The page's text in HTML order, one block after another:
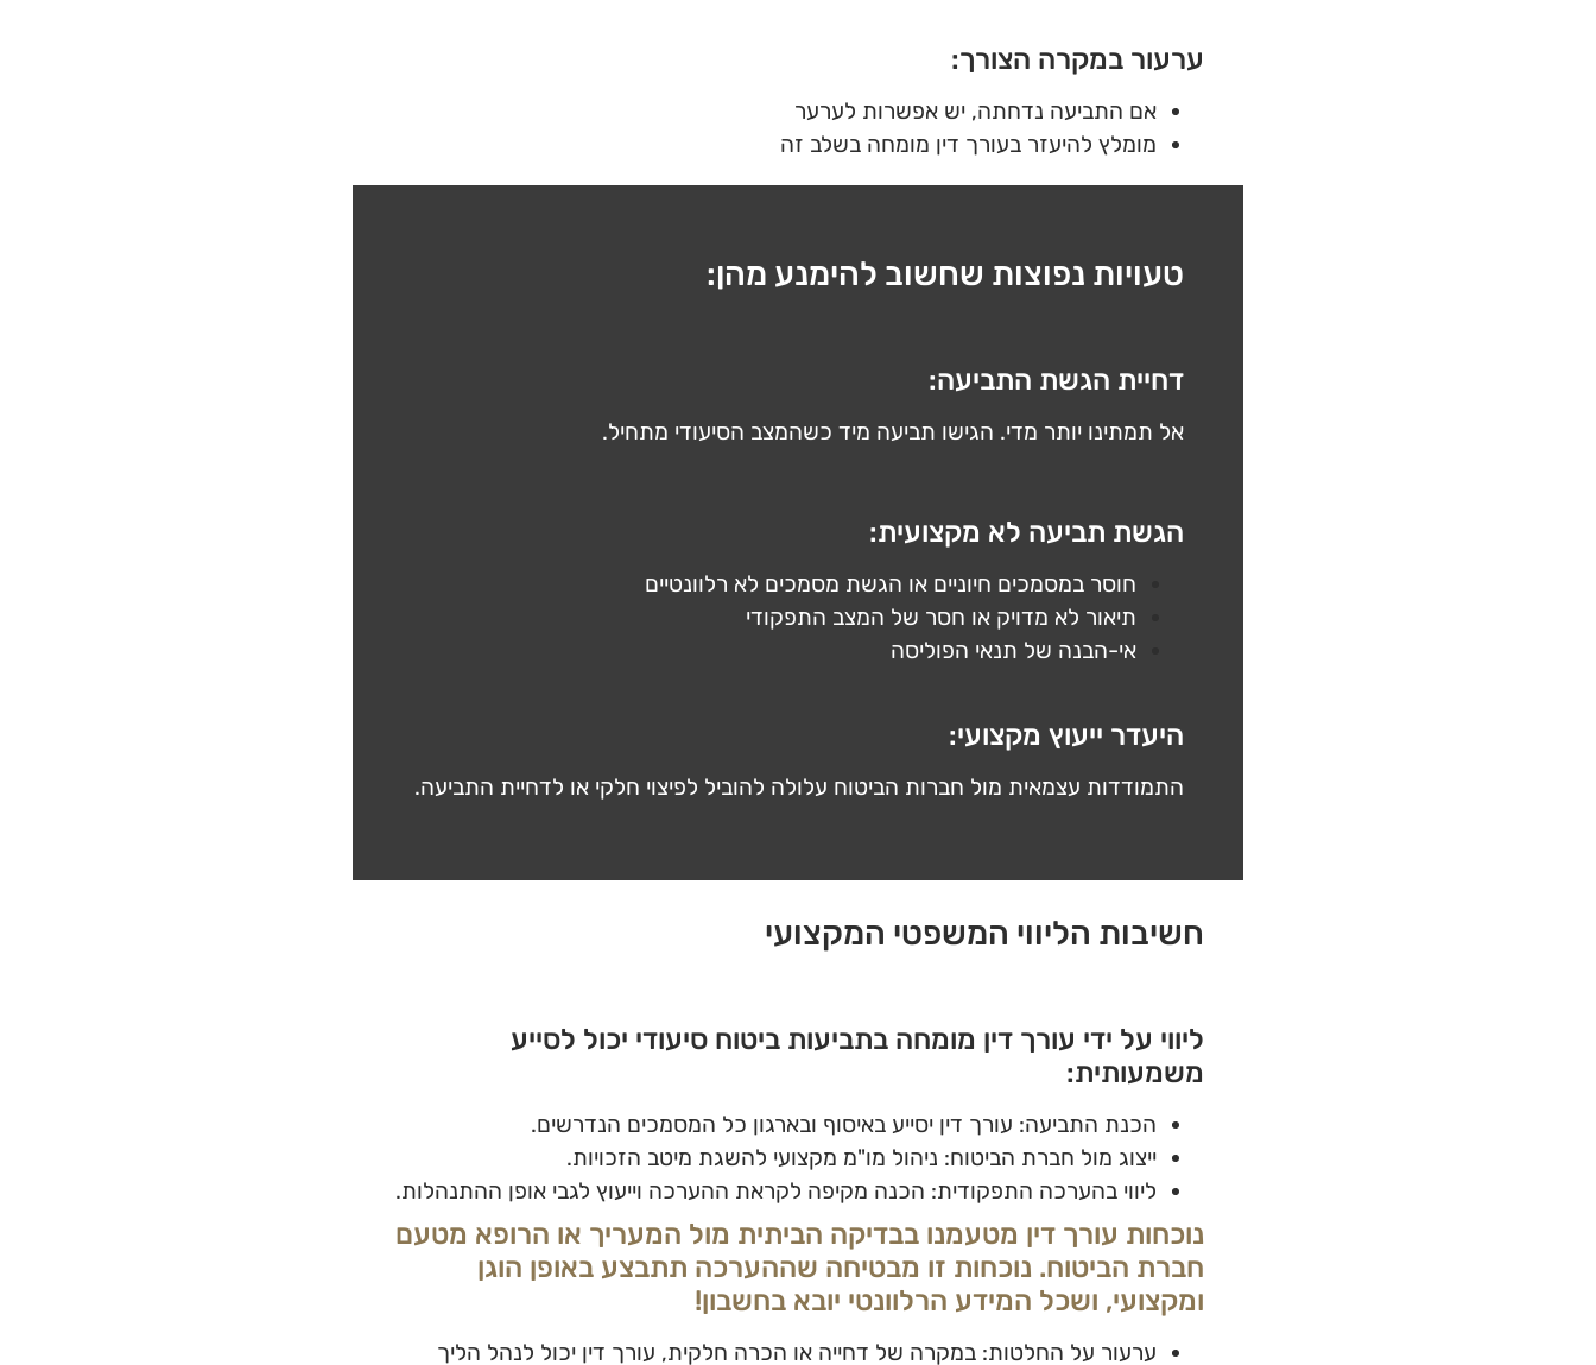
ערעור במקרה הצורך:
אם התביעה נדחתה, יש אפשרות לערער
מומלץ להיעזר בעורך דין מומחה בשלב זה
טעויות נפוצות שחשוב להימנע מהן:
דחיית הגשת התביעה:
אל תמתינו יותר מדי. הגישו תביעה מיד כשהמצב הסיעודי מתחיל.
הגשת תביעה לא מקצועית:
חוסר במסמכים חיוניים או הגשת מסמכים לא רלוונטיים
תיאור לא מדויק או חסר של המצב התפקודי
אי-הבנה של תנאי הפוליסה
היעדר ייעוץ מקצועי:
התמודדות עצמאית מול חברות הביטוח עלולה להוביל לפיצוי חלקי או לדחיית התביעה.
חשיבות הליווי המשפטי המקצועי
ליווי על ידי עורך דין מומחה בתביעות ביטוח סיעודי יכול לסייע
משמעותית:
הכנת התביעה: עורך דין יסייע באיסוף ובארגון כל המסמכים הנדרשים.
ייצוג מול חברת הביטוח: ניהול מו"מ מקצועי להשגת מיטב הזכויות.
ליווי בהערכה התפקודית: הכנה מקיפה לקראת ההערכה וייעוץ לגבי אופן ההתנהלות.
נוכחות עורך דין מטעמנו בבדיקה הביתית מול המעריך או הרופא מטעם
חברת הביטוח. נוכחות זו מבטיחה שההערכה תתבצע באופן הוגן
ומקצועי, ושכל המידע הרלוונטי יובא בחשבון!
ערעור על החלטות: במקרה של דחייה או הכרה חלקית, עורך דין יכול לנהל הליך